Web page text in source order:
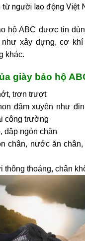
từ người lao động Việt
hộ ABC được tin
xây dựng, cơ khí
khác.
giày bảo hộ
trơn trượt
đâm xuyên như
công trường
dập ngón chân
chân, nước ăn
thông thoáng, chân